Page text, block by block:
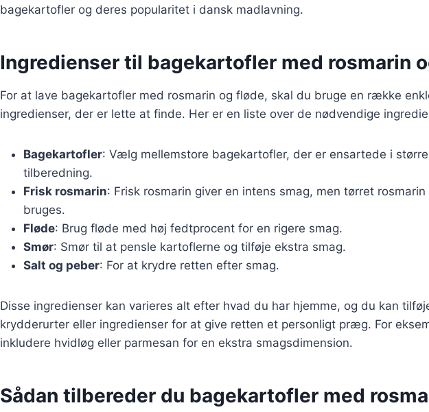
bagekartofler og deres popularitet i dansk madlavning.
Ingredienser til bagekartofler med rosmarin
For at lave bagekartofler med rosmarin og fløde, skal du bruge en række
ingredienser, der er lette at finde. Her er en liste over de nødvendige
Bagekartofler: Vælg mellemstore bagekartofler, der er ensartede i
tilberedning.
Frisk rosmarin: Frisk rosmarin giver en intens smag, men tørret rosmarin
bruges.
Fløde: Brug fløde med høj fedtprocent for en rigere smag.
Smør: Smør til at pensle kartoflerne og tilføje ekstra smag.
Salt og peber: For at krydre retten efter smag.
Disse ingredienser kan varieres alt efter hvad du har hjemme, og du kan
krydderurter eller ingredienser for at give retten et personligt præg. For
inkludere hvidløg eller parmesan for en ekstra smagsdimension.
Sådan tilbereder du bagekartofler med